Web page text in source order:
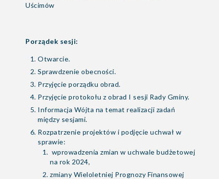
Uścimów
Porządek sesji:
Otwarcie.
Sprawdzenie obecności.
Przyjęcie porządku obrad.
Przyjęcie protokołu z obrad I sesji Rady Gminy.
Informacja Wójta na temat realizacji zadań
między sesjami.
Rozpatrzenie projektów i podjęcie uchwał w
sprawie:
wprowadzenia zmian w uchwale budżetowej
na rok 2024,
zmiany Wieloletniej Prognozy Finansowej